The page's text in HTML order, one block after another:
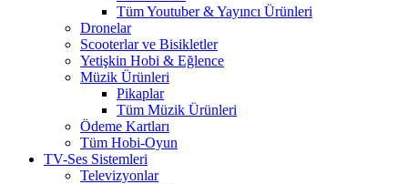
Tüm Youtuber & Yayıncı Ürünleri
Dronelar
Scooterlar ve Bisikletler
Yetişkin Hobi & Eğlence
Müzik Ürünleri
Pikaplar
Tüm Müzik Ürünleri
Ödeme Kartları
Tüm Hobi-Oyun
TV-Ses Sistemleri
Televizyonlar